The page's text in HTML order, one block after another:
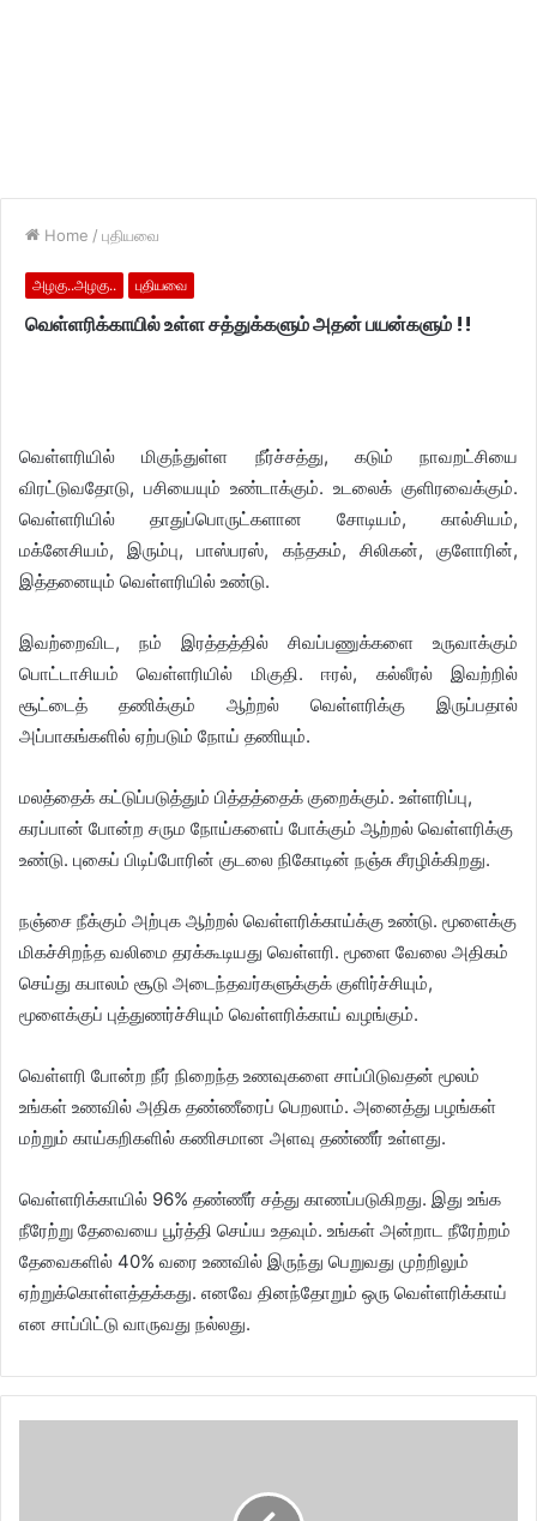
Home / புதியவை
அழகு..அழகு.. புதியவை
வெள்ளரிக்காயில் உள்ள சத்துக்களும் அதன் பயன்களும் !!
வெள்ளரியில் மிகுந்துள்ள நீர்ச்சத்து, கடும் நாவறட்சியை
விரட்டுவதோடு, பசியையும் உண்டாக்கும். உடலைக் குளிரவைக்கும்.
வெள்ளரியில் தாதுப்பொருட்களான சோடியம், கால்சியம்,
மக்னேசியம், இரும்பு, பாஸ்பரஸ், கந்தகம், சிலிகன், குளோரின்,
இத்தனையும் வெள்ளரியில் உண்டு.
இவற்றைவிட, நம் இரத்தத்தில் சிவப்பணுக்களை உருவாக்கும்
பொட்டாசியம் வெள்ளரியில் மிகுதி. ஈரல், கல்லீரல் இவற்றில்
சூட்டைத் தணிக்கும் ஆற்றல் வெள்ளரிக்கு இருப்பதால்
அப்பாகங்களில் ஏற்படும் நோய் தணியும்.
மலத்தைக் கட்டுப்படுத்தும் பித்தத்தைக் குறைக்கும். உள்ளரிப்பு,
கரப்பான் போன்ற சரும நோய்களைப் போக்கும் ஆற்றல் வெள்ளரிக்கு
உண்டு. புகைப் பிடிப்போரின் குடலை நிகோடின் நஞ்சு சீரழிக்கிறது.
நஞ்சை நீக்கும் அற்புக ஆற்றல் வெள்ளரிக்காய்க்கு உண்டு. மூளைக்கு
மிகச்சிறந்த வலிமை தரக்கூடியது வெள்ளரி. மூளை வேலை அதிகம்
செய்து கபாலம் சூடு அடைந்தவர்களுக்குக் குளிர்ச்சியும்,
மூளைக்குப் புத்துணர்ச்சியும் வெள்ளரிக்காய் வழங்கும்.
வெள்ளரி போன்ற நீர் நிறைந்த உணவுகளை சாப்பிடுவதன் மூலம்
உங்கள் உணவில் அதிக தண்ணீரைப் பெறலாம். அனைத்து பழங்கள்
மற்றும் காய்கறிகளில் கணிசமான அளவு தண்ணீர் உள்ளது.
வெள்ளரிக்காயில் 96% தண்ணீர் சத்து காணப்படுகிறது. இது உங்க
நீரேற்று தேவையை பூர்த்தி செய்ய உதவும். உங்கள் அன்றாட நீரேற்றம்
தேவைகளில் 40% வரை உணவில் இருந்து பெறுவது முற்றிலும்
ஏற்றுக்கொள்ளத்தக்கது. எனவே தினந்தோறும் ஒரு வெள்ளரிக்காய்
என சாப்பிட்டு வாருவது நல்லது.